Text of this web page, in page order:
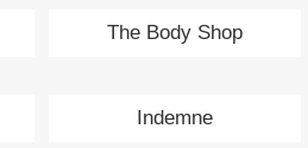
The Body Shop
Indemne